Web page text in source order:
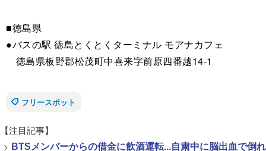
■徳島県
●バスの駅 徳島とくとくターミナル モアナカフェ
徳島県板野郡松茂町中喜来字前原四番越14-1
フリースポット
【注目記事】
> BTSメンバーからの借金に飲酒運転...自粛中に脳出血で倒